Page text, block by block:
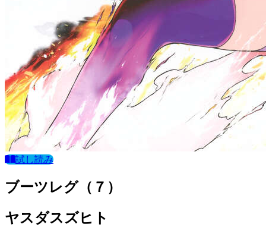
試し読み
ブーツレグ（７）
ヤスダスズヒト